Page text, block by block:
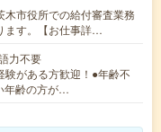
木市役所での給付審査業務
ます。【お仕事詳…
力不要
がある方歓迎！●年齢不
年齢の方が…